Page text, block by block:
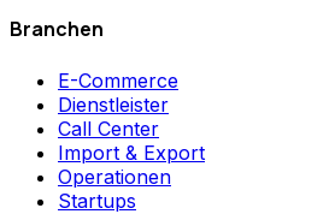
Branchen
E-Commerce
Dienstleister
Call Center
Import & Export
Operationen
Startups